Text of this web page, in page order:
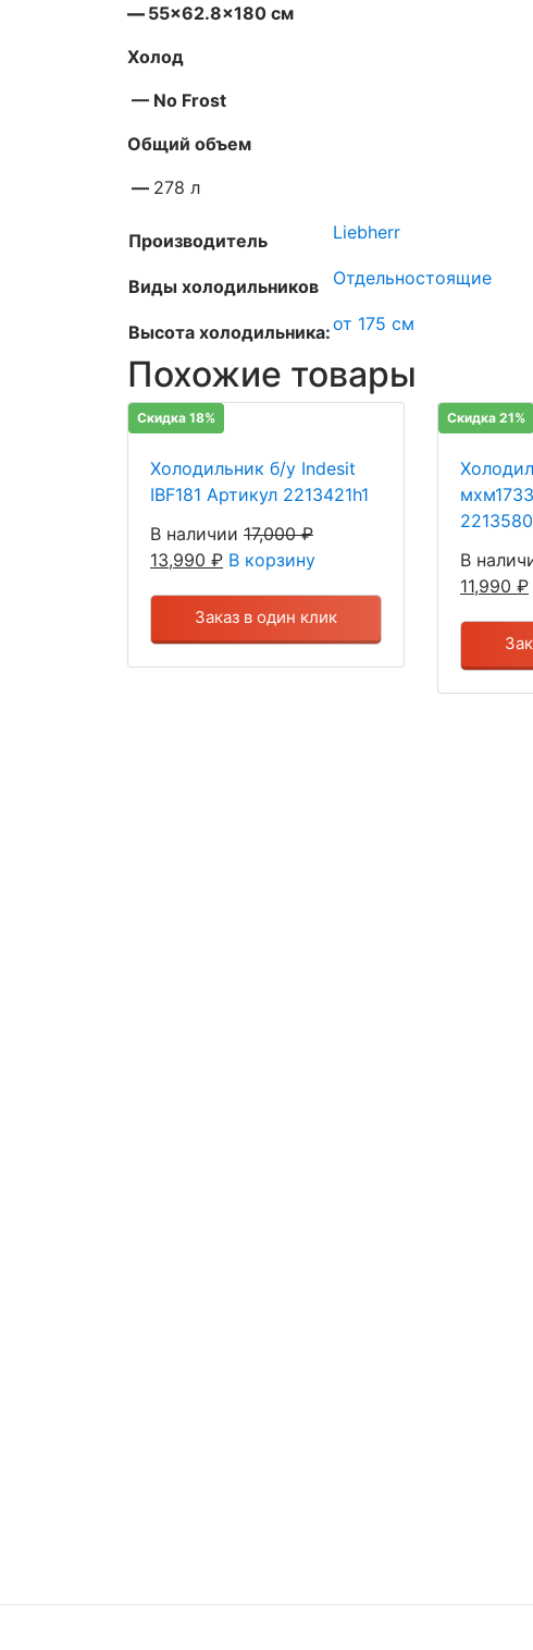
— 55×62.8×180 см
Холод
— No Frost
Общий объем
— 278 л
Производитель Liebherr
Виды холодильников Отдельностоящие
Высота холодильника:от 175 см
Похожие товары
Скидка 18%
Холодильник б/у Indesit
IBF181 Артикул 2213421h1
В наличии 17,000₽
13,990 ₽ В корзину
Заказ в один клик
Скидка 21%
В
11,990 ₽